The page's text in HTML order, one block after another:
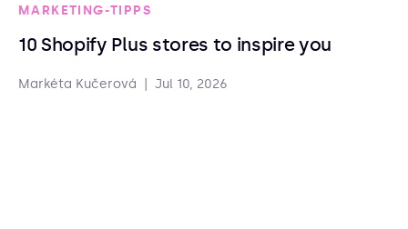
MARKETING-TIPPS
10 Shopify Plus stores to inspire you
Markéta Kučerová Jul 10, 2026